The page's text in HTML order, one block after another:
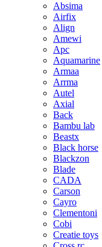
Absima
Airfix
Align
Amewi
Apc
Aquamarine
Armaa
Arrma
Autel
Axial
Back
Bambu lab
Beastx
Black horse
Blackzon
Blade
CADA
Carson
Cayro
Clementoni
Cobi
Creatie toys